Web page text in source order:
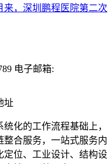
来，深圳鹏程医院第二次
电子邮箱:
址
化的工作流程基础上，
合服务，一站式服务内
定位、工业设计、结构设